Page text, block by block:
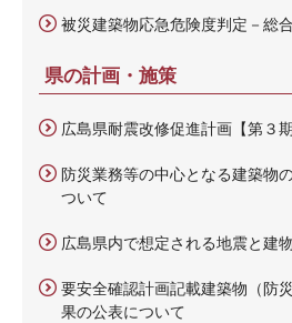
被災建築物応急危険度判定－総
県の計画・施策
広島県耐震改修促進計画【第３期
防災業務等の中心となる建築物
ついて
広島県内で想定される地震と建
要安全確認計画記載建築物（防
果の公表について